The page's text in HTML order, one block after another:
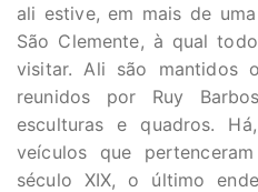
ali estive, em mais de
São Clemente, à qual
visitar. Ali são mantidos
reunidos por Ruy
esculturas e quadros.
veículos que
século XIX, o último